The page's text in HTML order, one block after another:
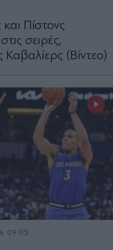
Πίστονς
σειρές,
(Βίντεο)
09:05